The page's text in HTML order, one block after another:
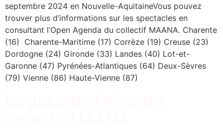
septembre 2024 en Nouvelle-AquitaineVous pouvez
trouver plus d’informations sur les spectacles en
consultant l’Open Agenda du collectif MAANA. Charente
(16) Charente-Maritime (17) Corrèze (19) Creuse (23)
Dordogne (24) Gironde (33) Landes (40) Lot-et-
Garonne (47) Pyrénées-Atlantiques (64) Deux-Sèvres
(79) Vienne (86) Haute-Vienne (87)